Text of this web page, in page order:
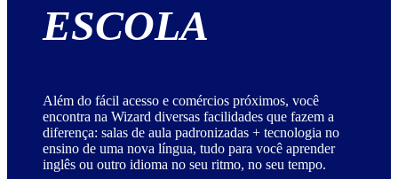
ESCOLA
Além do fácil acesso e comércios próximos, você
encontra na Wizard diversas facilidades que fazem a
diferença: salas de aula padronizadas + tecnologia no
ensino de uma nova língua, tudo para você aprender
inglês ou outro idioma no seu ritmo, no seu tempo.